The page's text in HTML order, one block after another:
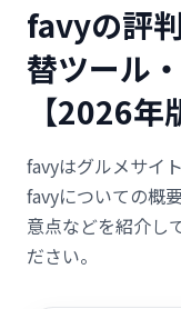
favyの評
替ツール
【2026年
favyはグルメサイ
favyについての概
意点などを紹介し
ださい。